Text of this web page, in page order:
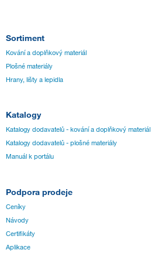
Sortiment
Kování a doplňkový materiál
Plošné materiály
Hrany, lišty a lepidla
Katalogy
Katalogy dodavatelů - kování a doplňkový materiál
Katalogy dodavatelů - plošné materiály
Manuál k portálu
Podpora prodeje
Ceníky
Návody
Certifikáty
Aplikace